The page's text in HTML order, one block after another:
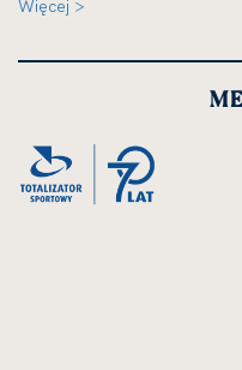
Więcej >